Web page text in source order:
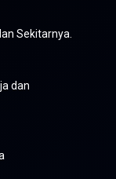
Sekitarnya.
dan